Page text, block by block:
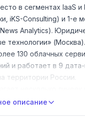
в сегментах IaaS и
iKS-Consulting) и 1-е
Analytics).
технологии»
130 облачных
и работает в 9
территории России.
облако с
описание